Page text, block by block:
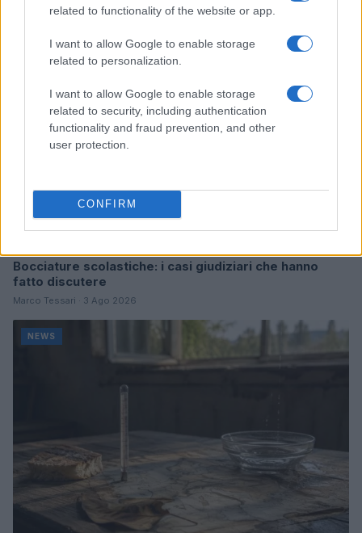
related to functionality of the website or app.
I want to allow Google to enable storage
related to personalization.
I want to allow Google to enable storage
related to security, including authentication
functionality and fraud prevention, and other
user protection.
CONFIRM
Marco Tessari · 3 Ago 2026
NEWS
Bocciature scolastiche: i casi giudiziari che hanno
fatto discutere
Marco Tessari · 3 Ago 2026
NEWS